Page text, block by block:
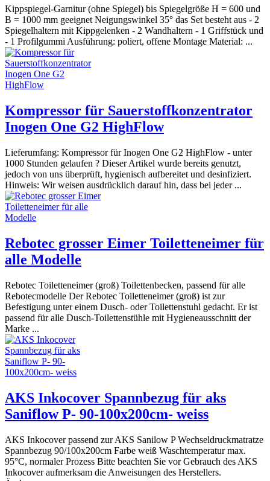
Kippspiegel-Garnitur (ohne Spiegel) bis Spiegelgröße H = 600 und
B = 1000 mm geeignet Neigungswinkel 35° das Set besteht aus - 2
Spiegelhaltern mit Kippgelenken - 2 Wandhaltern - 1 Griffstück und
- 1 Profilgummi Ausführung: poliert, offene Montage Material: ...
Kompressor für Sauerstoffkonzentrator
Inogen One G2 HighFlow
Lieferumfang: Kompressor für Inogen One G2 HighFlow - unter
1000 Stunden gelaufen ? Dieser Artikel wurde bereits genutzt,
jedoch von uns überprüft, hygienisch aufbereitet und desinfiziert.
Hinweis: Wir weisen ausdrücklich darauf hin, dass bei jeder ...
Rebotec grosser Eimer Toiletteneimer für
alle Modelle
Rebotec Toiletteneimer (groß) Toilettenbecken, passend für alle
Rebotecmodelle Der Rebotec Toiletteneimer (groß) ist zur
Befestigung unter einem Dusch- oder Toilettenstuhl gedacht. Er ist
passend für alle Dusch-Toilettenstühle mit Hygieneausschnitt der
Marke ...
AKS Inkocover Spannbezug für aks
Saniflow P- 90-100x200cm- weiss
AKS Inkocover passend zur AKS Sanilow P Wechseldruckmatratze
Spannbezug 90/100x200cm Farbe weiß Waschtemperatur max.
95°C, normaler Prozess Bitte beachten Sie vor Gebrauch des AKS
Inkocover aufmerksam die Anweisungen des Herstellers.